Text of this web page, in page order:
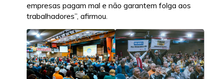
empresas pagam mal e não garantem folga aos
trabalhadores”, afirmou.